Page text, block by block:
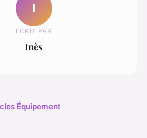
I
ECRIT PAR
Inès
Équipement